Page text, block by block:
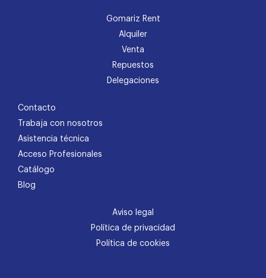
Gomariz Rent
Alquiler
Venta
Repuestos
Delegaciones
Contacto
Trabaja con nosotros
Asistencia técnica
Acceso Profesionales
Catálogo
Blog
Aviso legal
Política de privacidad
Política de cookies